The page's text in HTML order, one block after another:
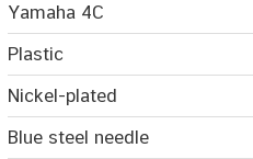
Yamaha 4C
Plastic
Nickel-plated
Blue steel needle